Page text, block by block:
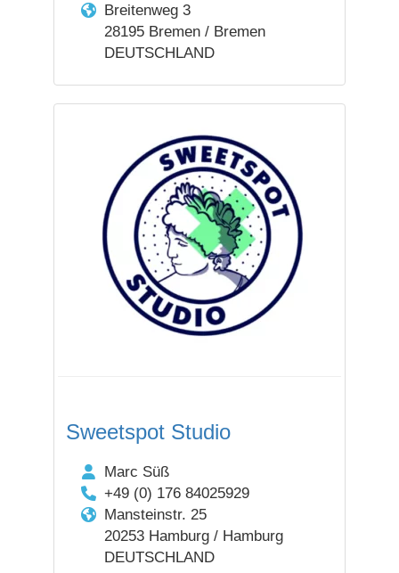
Breitenweg 3
28195 Bremen / Bremen
DEUTSCHLAND
Sweetspot Studio
Marc Süß
+49 (0) 176 84025929
Mansteinstr. 25
20253 Hamburg / Hamburg
DEUTSCHLAND